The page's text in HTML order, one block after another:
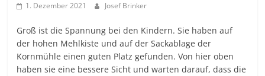
1. Dezember 2021 Josef Brinker
Groß ist die Spannung bei den Kindern. Sie haben auf
der hohen Mehlkiste und auf der Sackablage der
Kornmühle einen guten Platz gefunden. Von hier oben
haben sie eine bessere Sicht und warten darauf, dass die